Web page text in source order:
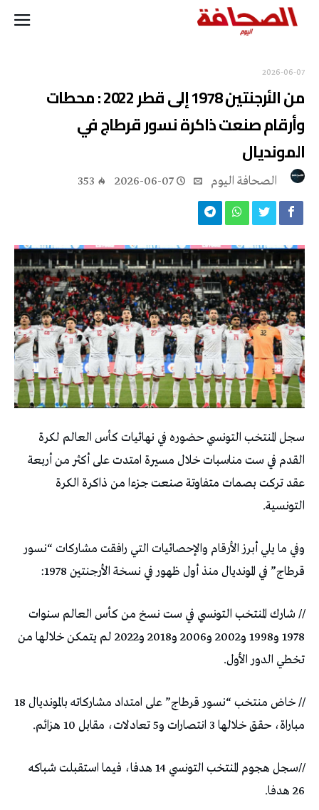
2026-06-07
من الأرجنتين 1978 إلى قطر 2022 : محطات
وأرقام صنعت ذاكرة نسور قرطاج في
المونديال
2026-06-07
353
سجل المنتخب التونسي حضوره في نهائيات كأس العالم لكرة
القدم في ست مناسبات خلال مسيرة امتدت على أكثر من أربعة
عقد تركت بصمات متفاوتة صنعت جزءا من ذاكرة الكرة
التونسية.
وفي ما يلي أبرز الأرقام والإحصائيات التي رافقت مشاركات “نسور
قرطاج” في المونديال منذ أول ظهور في نسخة الأرجنتين 1978:
// شارك المنتخب التونسي في ست نسخ من كأس العالم سنوات
1978 و1998 و2002 و2006 و2018 و2022 لم يتمكن خلالها من
تخطي الدور الأول.
// خاض منتخب “نسور قرطاج” على امتداد مشاركاته بالمونديال 18
مباراة، حقق خلالها 3 انتصارات و5 تعادلات، مقابل 10 هزائم.
//سجل هجوم المنتخب التونسي 14 هدفا، فيما استقبلت شباكه
26 هدفا.